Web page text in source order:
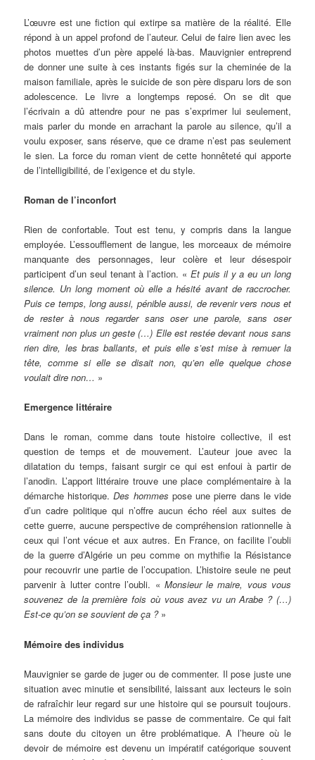
L’œuvre est une fiction qui extirpe sa matière de la réalité. Elle
répond à un appel profond de l’auteur. Celui de faire lien avec les
photos muettes d’un père appelé là-bas. Mauvignier entreprend
de donner une suite à ces instants figés sur la cheminée de la
maison familiale, après le suicide de son père disparu lors de son
adolescence. Le livre a longtemps reposé. On se dit que
l’écrivain a dû attendre pour ne pas s’exprimer lui seulement,
mais parler du monde en arrachant la parole au silence, qu’il a
voulu exposer, sans réserve, que ce drame n’est pas seulement
le sien. La force du roman vient de cette honnêteté qui apporte
de l’intelligibilité, de l’exigence et du style.
Roman de l’inconfort
Rien de confortable. Tout est tenu, y compris dans la langue
employée. L’essoufflement de langue, les morceaux de mémoire
manquante des personnages, leur colère et leur désespoir
participent d’un seul tenant à l’action. « Et puis il y a eu un long
silence. Un long moment où elle a hésité avant de raccrocher.
Puis ce temps, long aussi, pénible aussi, de revenir vers nous et
de rester à nous regarder sans oser une parole, sans oser
vraiment non plus un geste (…) Elle est restée devant nous sans
rien dire, les bras ballants, et puis elle s’est mise à remuer la
tête, comme si elle se disait non, qu’en elle quelque chose
voulait dire non… »
Emergence littéraire
Dans le roman, comme dans toute histoire collective, il est
question de temps et de mouvement. L’auteur joue avec la
dilatation du temps, faisant surgir ce qui est enfoui à partir de
l’anodin. L’apport littéraire trouve une place complémentaire à la
démarche historique.Des hommes pose une pierre dans le vide
d’un cadre politique qui n’offre aucun écho réel aux suites de
cette guerre, aucune perspective de compréhension rationnelle à
ceux qui l’ont vécue et aux autres. En France, on facilite l’oubli
de la guerre d’Algérie un peu comme on mythifie la Résistance
pour recouvrir une partie de l’occupation. L’histoire seule ne peut
parvenir à lutter contre l’oubli. « Monsieur le maire, vous vous
souvenez de la première fois où vous avez vu un Arabe ? (…)
Est-ce qu’on se souvient de ça ?»
Mémoire des individus
Mauvignier se garde de juger ou de commenter. Il pose juste une
situation avec minutie et sensibilité, laissant aux lecteurs le soin
de rafraîchir leur regard sur une histoire qui se poursuit toujours.
La mémoire des individus se passe de commentaire. Ce qui fait
sans doute du citoyen un être problématique. A l’heure où le
devoir de mémoire est devenu un impératif catégorique souvent